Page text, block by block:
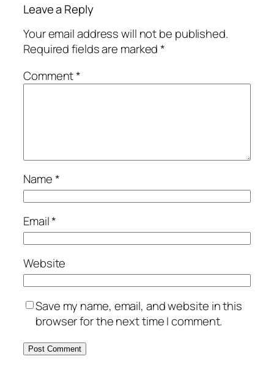
Leave a Reply
Your email address will not be published.
Required fields are marked*
Comment*
Name*
Email*
Website
Save my name, email, and website in this
browser for the next time I comment.